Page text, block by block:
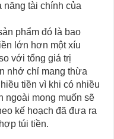
năng tài chính của
phẩm đó là bao
lớn hơn một xíu
với tổng giá trị
nhớ chỉ mang thừa
tiền vì khi có nhiều
ngoài mong muốn sẽ
kế hoạch đã đưa ra
túi tiền.